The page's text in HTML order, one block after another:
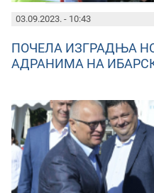
03.09.2023. - 10:43
ПОЧЕЛА ИЗГРАДЊА
АДРАНИМА НА